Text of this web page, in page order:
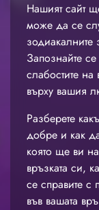
Нашият сайт
може да се
Запознайте се
слабостите на
върху вашия
Разберете
добре и как
която ще ви
връзката си,
се справите с
във вашата